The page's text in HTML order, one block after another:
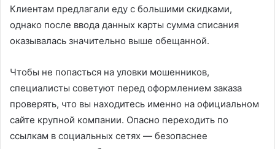
Клиентам предлагали еду с большими скидками,
однако после ввода данных карты сумма списания
оказывалась значительно выше обещанной.
Чтобы не попасться на уловки мошенников,
специалисты советуют перед оформлением заказа
проверять, что вы находитесь именно на официальном
сайте крупной компании. Опасно переходить по
ссылкам в социальных сетях — безопаснее